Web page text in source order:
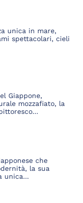
unica in mare,
spettacolari, cieli
Giappone,
mozzafiato, la
che
la sua
unica...